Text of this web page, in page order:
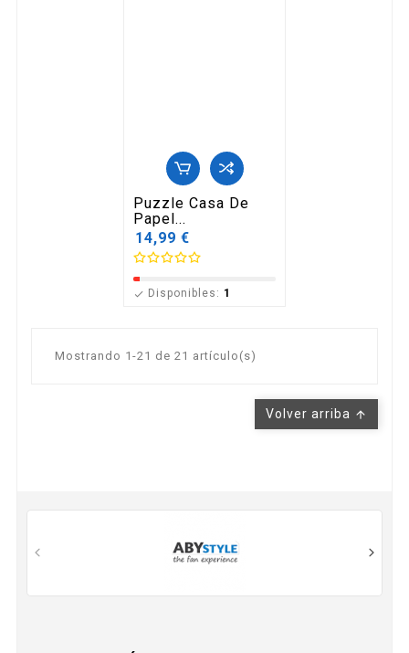
Puzzle Casa De
Papel...
14,99 €
 Disponibles: 1
Mostrando 1-21 de 21 artículo(s)
Volver arriba 